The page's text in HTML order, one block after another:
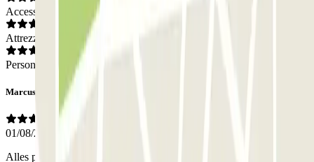
Accesso
Attrezzatura
Personale
Marcus
01/08/2026
Alles perfekt! Freundlich, saubere Toilette ! Gerne wieder